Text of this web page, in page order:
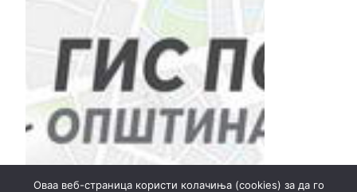
Оваа веб-страница користи колачиња (cookies) за да го